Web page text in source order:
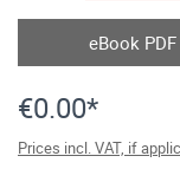
eBook PDF
€0.00*
Prices incl. VAT, if